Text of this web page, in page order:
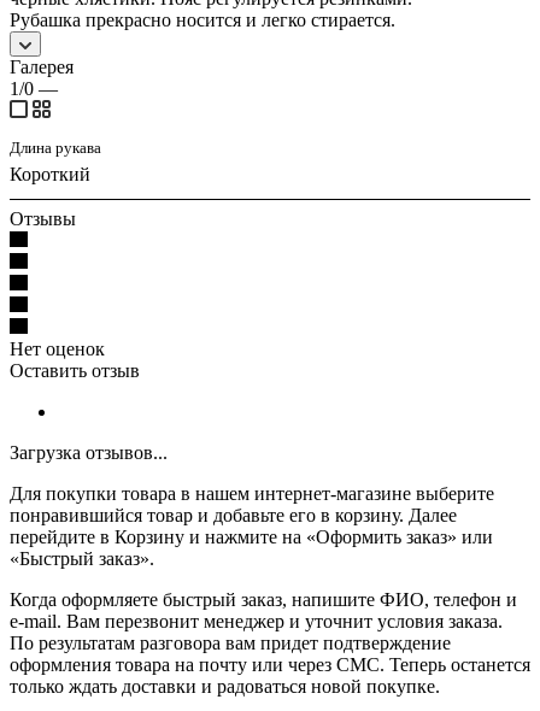
Рубашка прекрасно носится и легко стирается.
Галерея
1/0 —
Длина рукава
Короткий
Отзывы
Нет оценок
Оставить отзыв
Загрузка отзывов...
Для покупки товара в нашем интернет-магазине выберите
понравившийся товар и добавьте его в корзину. Далее
перейдите в Корзину и нажмите на «Оформить заказ» или
«Быстрый заказ».
Когда оформляете быстрый заказ, напишите ФИО, телефон и
e-mail. Вам перезвонит менеджер и уточнит условия заказа.
По результатам разговора вам придет подтверждение
оформления товара на почту или через СМС. Теперь останется
только ждать доставки и радоваться новой покупке.